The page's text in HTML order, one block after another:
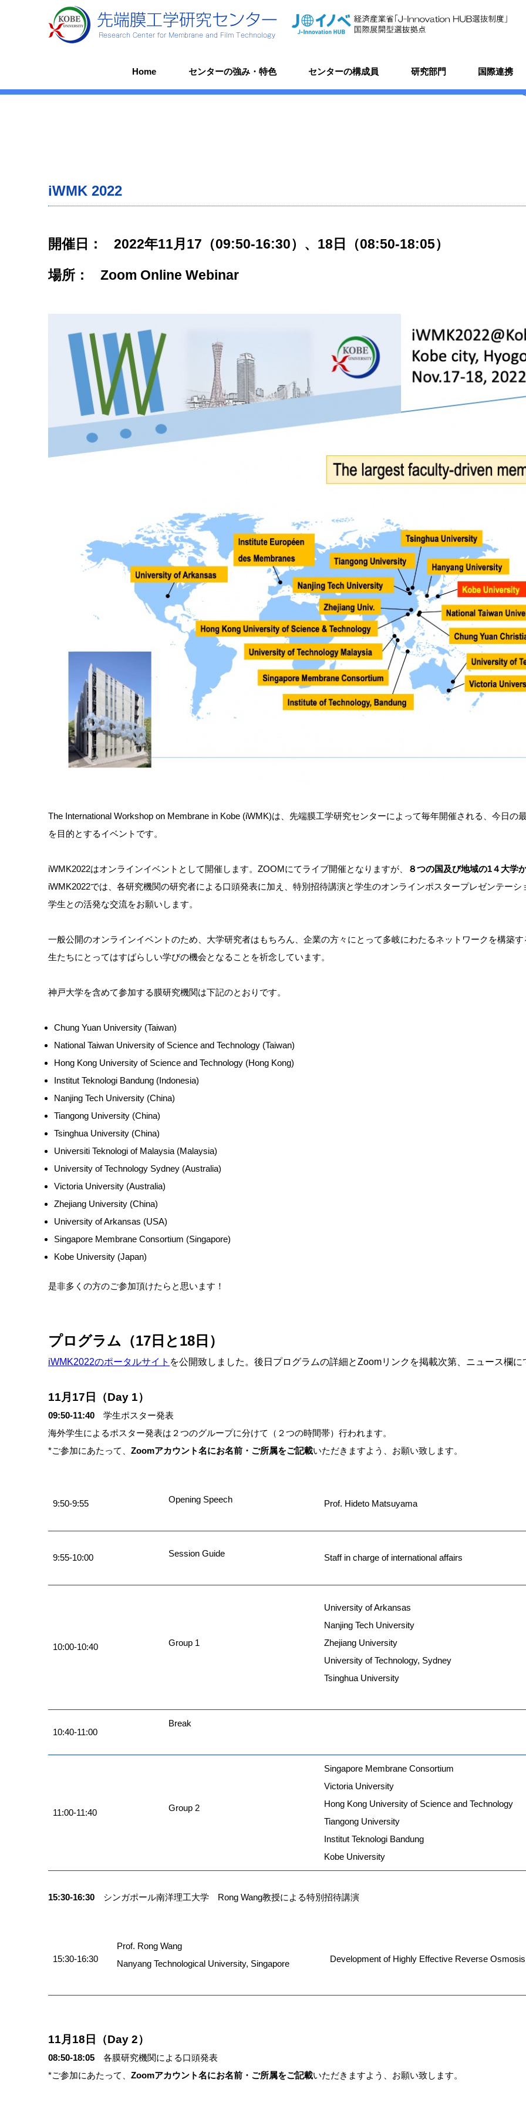
Home センターの強み・特色 センターの構成員 研究部門 国際連携
iWMK 2022
開催日： 2022年11月17（09:50-16:30）、18日（08:50-18:05）
場所： Zoom Online Webinar
The International Workshop on Membrane in Kobe (iWMK)は、先端膜工学研究センターによって毎年開催される、今日
を目的とするイベントです。
iWMK2022はオンラインイベントとして開催します。ZOOMにてライブ開催となりますが、 ８つの国及び地域の1４大学
iWMK2022では、各研究機関の研究者による口頭発表に加え、特別招待講演と学生のオンラインポスタープレゼンテーシ
学生との活発な交流をお願いします。
一般公開のオンラインイベントのため、大学研究者はもちろん、企業の方々にとって多岐にわたるネットワークを構築
生たちにとってはすばらしい学びの機会となることを祈念しています。
神戸大学を含めて参加する膜研究機関は下記のとおりです。
Chung Yuan University (Taiwan)
National Taiwan University of Science and Technology (Taiwan)
Hong Kong University of Science and Technology (Hong Kong)
Institut Teknologi Bandung (Indonesia)
Nanjing Tech University (China)
Tiangong University (China)
Tsinghua University (China)
Universiti Teknologi of Malaysia (Malaysia)
University of Technology Sydney (Australia)
Victoria University (Australia)
Zhejiang University (China)
University of Arkansas (USA)
Singapore Membrane Consortium (Singapore)
Kobe University (Japan)
是非多くの方のご参加頂けたらと思います！
プログラム（17日と18日）
iWMK2022のポータルサイト を公開致しました。後日プログラムの詳細とZoomリンクを掲載次第、ニュース欄に
11月17日（Day 1）
09:50-11:40 学生ポスター発表
海外学生によるポスター発表は２つのグループに分けて（２つの時間帯）行われます。
*ご参加にあたって、 Zoomアカウント名にお名前・ご所属をご記載いただきますよう、お願い致します。
9:50-9:55 Opening Speech Prof. Hideto Matsuyama
9:55-10:00 Session Guide Staff in charge of international affairs
10:00-10:40 Group 1
University of Arkansas
Nanjing Tech University
Zhejiang University
University of Technology, Sydney
Tsinghua University
10:40-11:00
Break
11:00-11:40 Group 2
Singapore Membrane Consortium
Victoria University
Hong Kong University of Science and Technology
Tiangong University
Institut Teknologi Bandung
Kobe University
15:30-16:30 シンガポール南洋理工大学 Rong Wang教授による特別招待講演
15:30-16:30
Prof. Rong Wang
Nanyang Technological University, Singapore
Development of Highly Effective Reverse
11月18日（Day 2）
08:50-18:05 各膜研究機関による口頭発表
*ご参加にあたって、 Zoomアカウント名にお名前・ご所属をご記載いただきますよう、お願い致します。